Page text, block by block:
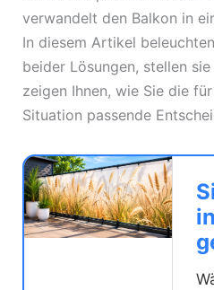
verwandelt den Balkon in
In diesem Artikel
beider Lösungen, stellen
zeigen Ihnen, wie Sie die
Situation passende